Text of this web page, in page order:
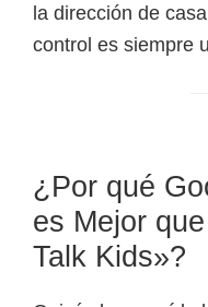
la dirección de
control es siempre
¿Por qué
es Mejor
Talk Kids»?